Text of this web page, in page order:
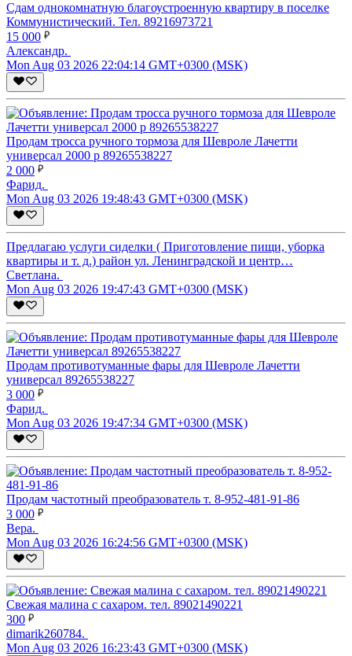
Сдам однокомнатную благоустроенную квартиру в поселке
Коммунистический. Тел. 89216973721
15 000
Александр.
Mon Aug 03 2026 22:04:14 GMT+0300 (MSK)
Продам тросса ручного тормоза для Шевроле Лачетти
универсал 2000 р 89265538227
2 000
Фарид.
Mon Aug 03 2026 19:48:43 GMT+0300 (MSK)
Предлагаю услуги сиделки ( Приготовление пищи, уборка
квартиры и т. д.) район ул. Ленинградской и центр…
Светлана.
Mon Aug 03 2026 19:47:43 GMT+0300 (MSK)
Продам противотуманные фары для Шевроле Лачетти
универсал 89265538227
3 000
Фарид.
Mon Aug 03 2026 19:47:34 GMT+0300 (MSK)
Продам частотный преобразователь т. 8-952-481-91-86
3 000
Вера.
Mon Aug 03 2026 16:24:56 GMT+0300 (MSK)
Свежая малина с сахаром. тел. 89021490221
300
dimarik260784.
Mon Aug 03 2026 16:23:43 GMT+0300 (MSK)